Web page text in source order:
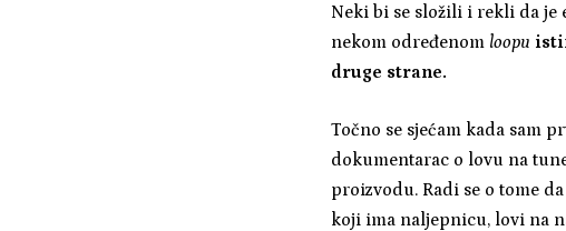
Neki bi se složili i rekli da je
nekom određenom loopu
druge strane.
Točno se sjećam kada sam
dokumentarac o lovu na
proizvodu. Radi se o tome
koji ima naljepnicu, lovi na